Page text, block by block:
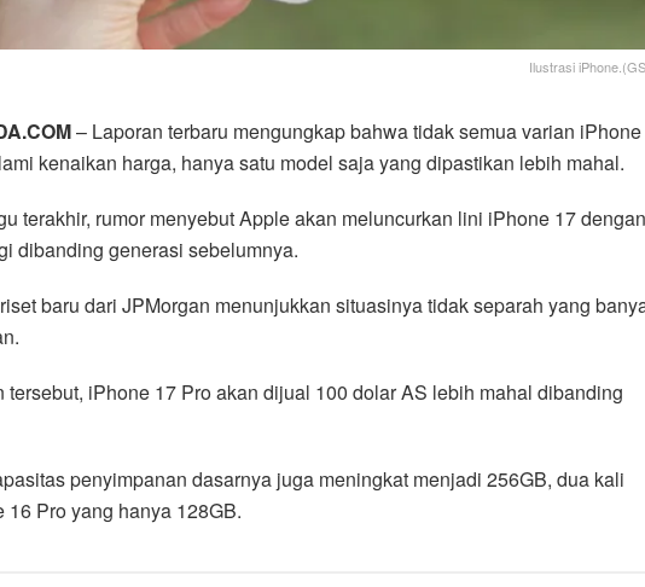
Ilustrasi
– Laporan terbaru mengungkap bahwa tidak semua varian iPhone
kenaikan harga, hanya satu model saja yang dipastikan lebih mahal.
terakhir, rumor menyebut Apple akan meluncurkan lini iPhone 17 dengan
dibanding generasi sebelumnya.
baru dari JPMorgan menunjukkan situasinya tidak separah yang
tersebut, iPhone 17 Pro akan dijual 100 dolar AS lebih mahal dibanding
penyimpanan dasarnya juga meningkat menjadi 256GB, dua kali
16 Pro yang hanya 128GB.